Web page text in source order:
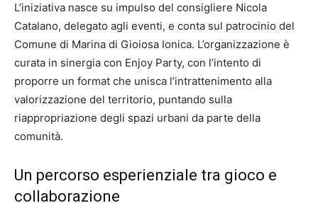
L’iniziativa nasce su impulso del consigliere Nicola
Catalano, delegato agli eventi, e conta sul patrocinio del
Comune di Marina di Gioiosa Ionica. L’organizzazione è
curata in sinergia con Enjoy Party, con l’intento di
proporre un format che unisca l’intrattenimento alla
valorizzazione del territorio, puntando sulla
riappropriazione degli spazi urbani da parte della
comunità.
Un percorso esperienziale tra gioco e
collaborazione